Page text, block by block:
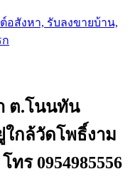
อสังหา, รับลงขายบ้าน,
ต.โนนทัน
ใกล้วัดโพธิ์งาม
ร 0954985556